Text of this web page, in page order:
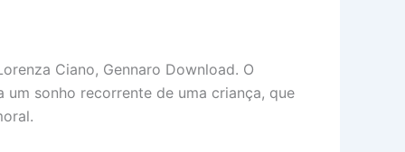
Ciano, Gennaro Download. O
sonho recorrente de uma criança, que